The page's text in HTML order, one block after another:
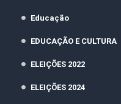
Educação
EDUCAÇÃO E CULTURA
ELEIÇÕES 2022
ELEIÇÕES 2024